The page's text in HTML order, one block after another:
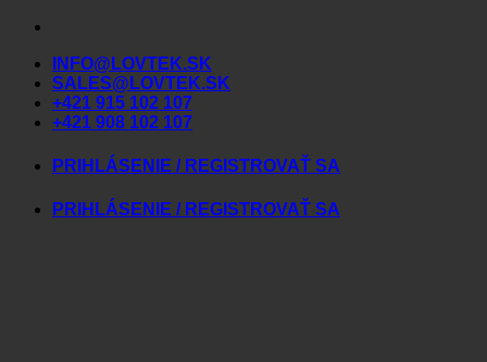
Skip
contentINFO@LOVTEK.SK
SALES@LOVTEK.SK
+421 915 102 107
+421 908 102 107
PRIHLÁSENIE / REGISTROVAŤ SA
PRIHLÁSENIE / REGISTROVAŤ SA